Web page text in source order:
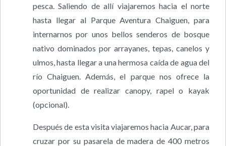
pesca. Saliendo de allí viajaremos hacia el norte
hasta llegar al Parque Aventura Chaiguen, para
internarnos por unos bellos senderos de bosque
nativo dominados por arrayanes, tepas, canelos y
ulmos, hasta llegar a una hermosa caída de agua del
río Chaiguen. Además, el parque nos ofrece la
oportunidad de realizar canopy, rapel o kayak
(opcional).
Después de esta visita viajaremos hacia Aucar, para
cruzar por su pasarela de madera de 400 metros